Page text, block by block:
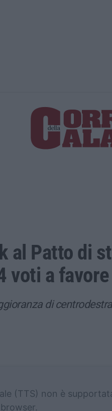
al Patto di
voti a favore
di
(TTS) non è
browser.